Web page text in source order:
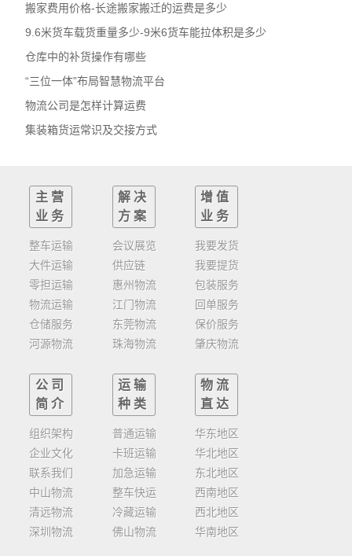
搬家费用价格-长途搬家搬迁的运费是多少
9.6米货车载货重量多少-9米6货车能拉体积是多少
仓库中的补货操作有哪些
“三位一体”布局智慧物流平台
物流公司是怎样计算运费
集装箱货运常识及交接方式
主营
业务
整车运输
大件运输
零担运输
物流运输
仓储服务
河源物流
解决
方案
会议展览
供应链
惠州物流
江门物流
东莞物流
珠海物流
增值
业务
我要发货
我要提货
包装服务
回单服务
保价服务
肇庆物流
公司
简介
组织架构
企业文化
联系我们
中山物流
清远物流
深圳物流
运输
种类
普通运输
卡班运输
加急运输
整车快运
冷藏运输
佛山物流
物流
直达
华东地区
华北地区
东北地区
西南地区
西北地区
华南地区